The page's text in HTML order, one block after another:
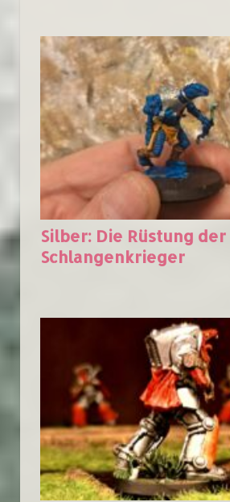
Silber: Die Rüstung der
Schlangenkrieger